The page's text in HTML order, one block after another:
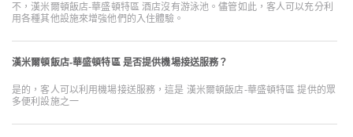
不，漢米爾頓飯店-華盛頓特區 酒店沒有游泳池。儘管如此，客人可以充分利
用各種其他設施來增強他們的入住體驗。
漢米爾頓飯店-華盛頓特區 是否提供機場接送服務？
是的，客人可以利用機場接送服務，這是 漢米爾頓飯店-華盛頓特區 提供的眾
多便利設施之一